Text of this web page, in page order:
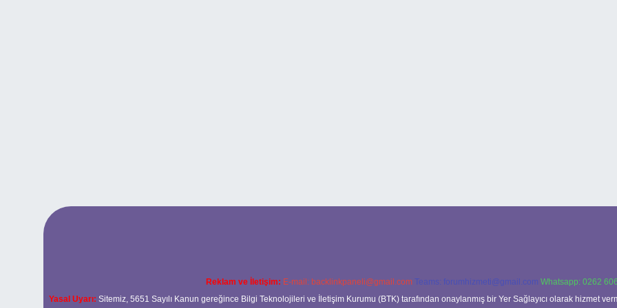
Reklam ve İletişim: E-mail: backlinkpaneli@gmail.com Teams: forumhizmeti@gmail.com Whatsapp: 0262
Yasal Uyarı: Sitemiz, 5651 Sayılı Kanun gereğince Bilgi Teknolojileri ve İletişim Kurumu (BTK) tarafından onaylanmış bir Yer Sağlayıcı olarak hizmet